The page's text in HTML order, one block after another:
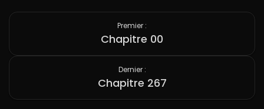
Premier :
Chapitre 00
Dernier :
Chapitre 267